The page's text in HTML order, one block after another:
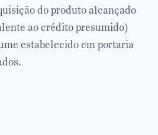
do produto alcançado
ao crédito presumido)
estabelecido em portaria